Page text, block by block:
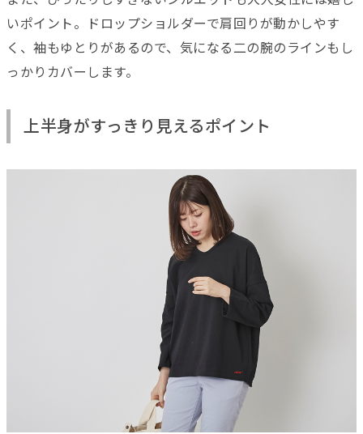
いポイント。ドロップショルダーで肩回りが動かしやす
く、袖もゆとりがあるので、気になる二の腕のラインもし
っかりカバーします。
上半身がすっきり見えるポイント